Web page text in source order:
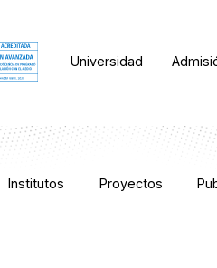
Universidad
Institutos Proyectos